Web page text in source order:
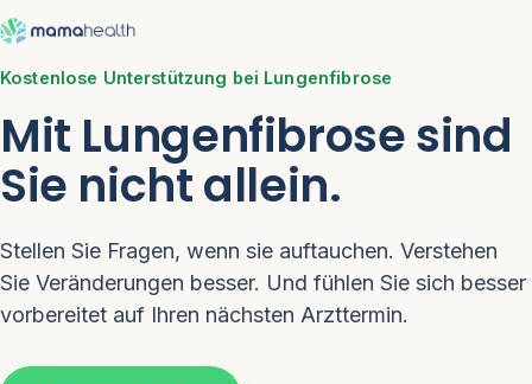
Kostenlose Unterstützung bei Lungenfibrose
Mit Lungenfibrosesind
Sie nicht allein.
Stellen Sie Fragen, wenn sie auftauchen. Verstehen
Sie Veränderungen besser. Und fühlen Sie sich besser
vorbereitet auf Ihren nächsten Arzttermin.